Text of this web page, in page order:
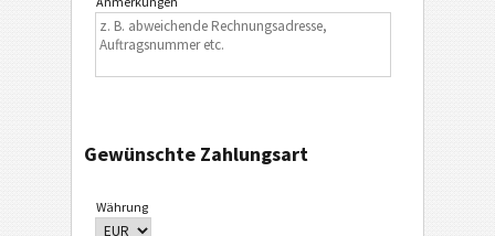
Gewünschte Zahlungsart
Währung